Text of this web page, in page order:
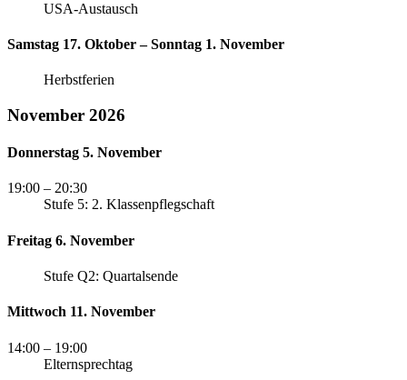
USA-Austausch
Samstag 17. Oktober – Sonntag 1. November
Herbstferien
November 2026
Donnerstag 5. November
19:00 – 20:30
Stufe 5: 2. Klassenpflegschaft
Freitag 6. November
Stufe Q2: Quartalsende
Mittwoch 11. November
14:00 – 19:00
Elternsprechtag